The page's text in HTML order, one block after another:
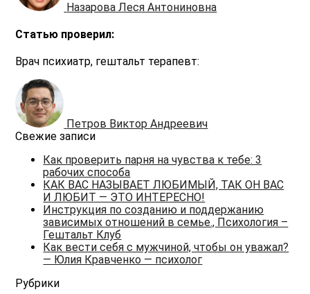
Назарова Леся Антониновна
Статью проверил:
Врач психиатр, гештальт терапевт:
Петров Виктор Андреевич
Свежие записи
Как проверить парня на чувства к тебе: 3
рабочих способа
КАК ВАС НАЗЫВАЕТ ЛЮБИМЫЙ, ТАК ОН ВАС
И ЛЮБИТ — ЭТО ИНТЕРЕСНО!
Инструкция по созданию и поддержанию
зависимых отношений в семье., Психология –
Гештальт Клуб
Как вести себя с мужчиной, чтобы он уважал?
— Юлия Кравченко — психолог
Рубрики